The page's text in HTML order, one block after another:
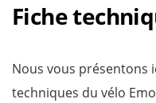
Fiche
Nous vous présentons
techniques du vélo